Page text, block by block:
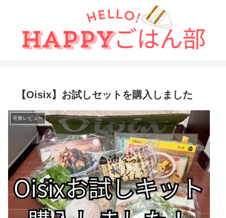
【Oisix】お試しセットを購入しました
宅食レビュー